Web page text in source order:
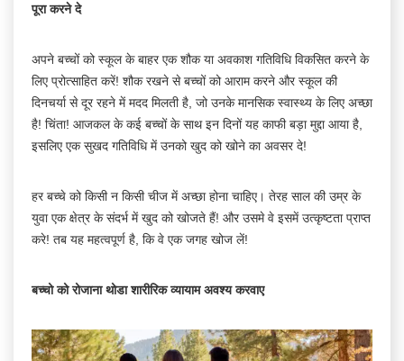
पूरा करने दे
अपने बच्चों को स्कूल के बाहर एक शौक या अवकाश गतिविधि विकसित करने के
लिए प्रोत्साहित करें! शौक रखने से बच्चों को आराम करने और स्कूल की
दिनचर्या से दूर रहने में मदद मिलती है, जो उनके मानसिक स्वास्थ्य के लिए अच्छा
है! चिंता! आजकल के कई बच्चों के साथ इन दिनों यह काफी बड़ा मुद्दा आया है,
इसलिए एक सुखद गतिविधि में उनको खुद को खोने का अवसर दे!
हर बच्चे को किसी न किसी चीज में अच्छा होना चाहिए। तेरह साल की उम्र के
युवा एक क्षेत्र के संदर्भ में खुद को खोजते हैं! और उसमे वे इसमें उत्कृष्टता प्राप्त
करे! तब यह महत्वपूर्ण है, कि वे एक जगह खोज लें!
बच्चो को रोजाना थोडा शारीरिक व्यायाम अवश्य करवाए